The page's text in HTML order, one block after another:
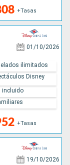
+Tasas
01/10/2026
+Tasas
ilimitados
Disney
incluido
19/10/2026